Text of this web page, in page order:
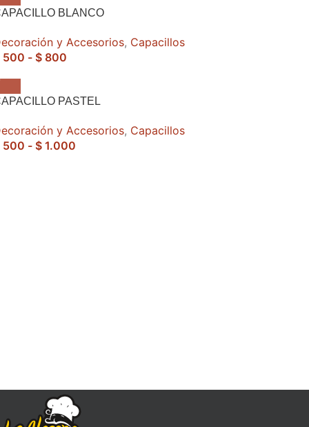
BLANCO
y Accesorios, Capacillos
500 - $ 800
PASTEL
y Accesorios, Capacillos
500 - $ 1.000